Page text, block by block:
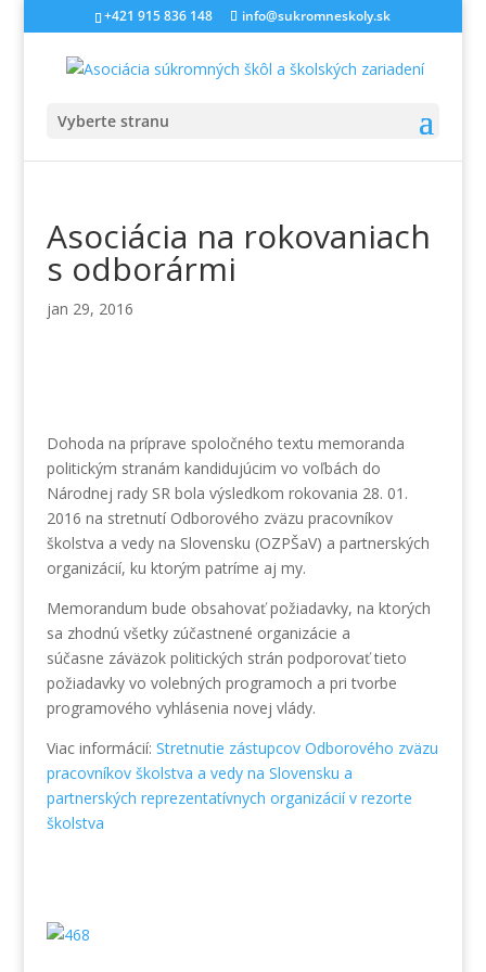
+421 915 836 148 info@sukromneskoly.sk
Vyberte stranu
Asociácia na rokovaniach
s odborármi
jan 29, 2016
Dohoda na príprave spoločného textu memoranda
politickým stranám kandidujúcim vo voľbách do
Národnej rady SR bola výsledkom rokovania 28. 01.
2016 na stretnutí Odborového zväzu pracovníkov
školstva a vedy na Slovensku (OZPŠaV) a partnerských
organizácií, ku ktorým patríme aj my.
Memorandum bude obsahovať požiadavky, na ktorých
sa zhodnú všetky zúčastnené organizácie a
súčasne záväzok politických strán podporovať tieto
požiadavky vo volebných programoch a pri tvorbe
programového vyhlásenia novej vlády.
Viac informácií: Stretnutie zástupcov Odborového zväzu
pracovníkov školstva a vedy na Slovensku a
partnerských reprezentatívnych organizácií v rezorte
školstva